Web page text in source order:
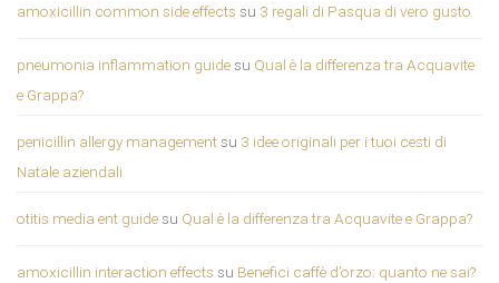
amoxicillin common side effects su 3 regali di Pasqua di vero gusto
pneumonia inflammation guidesu Qual è la differenza tra Acquavite
e Grappa?
penicillin allergy managementsu 3 idee originali per i tuoi cesti di
Natale aziendali
otitis media ent guidesu Qual è la differenza tra Acquavite e Grappa?
amoxicillin interaction effects su Benefici caffè d’orzo: quanto ne sai?